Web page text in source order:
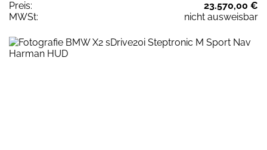
Preis:
23.570,00 €
MWSt:
nicht ausweisbar